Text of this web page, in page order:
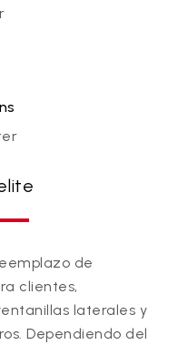
de
clientes,
laterales y
Dependiendo del